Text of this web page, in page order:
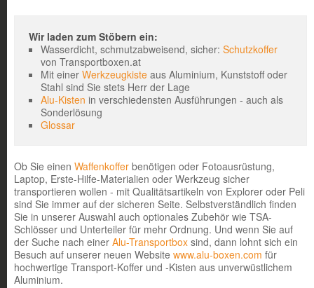
Wir laden zum Stöbern ein:
Wasserdicht, schmutzabweisend, sicher: Schutzkoffer
von Transportboxen.at
Mit einer Werkzeugkisteaus Aluminium, Kunststoff oder
Stahl sind Sie stets Herr der Lage
Alu-Kisten in verschiedensten Ausführungen - auch als
Sonderlösung
Glossar
Ob Sie einen Waffenkoffer benötigen oder Fotoausrüstung,
Laptop, Erste-Hilfe-Materialien oder Werkzeug sicher
transportieren wollen - mit Qualitätsartikeln von Explorer oder Peli
sind Sie immer auf der sicheren Seite. Selbstverständlich finden
Sie in unserer Auswahl auch optionales Zubehör wie TSA-
Schlösser und Unterteiler für mehr Ordnung. Und wenn Sie auf
der Suche nach einer Alu-Transportbox sind, dann lohnt sich ein
Besuch auf unserer neuen Website www.alu-boxen.com für
hochwertige Transport-Koffer und -Kisten aus unverwüstlichem
Aluminium.